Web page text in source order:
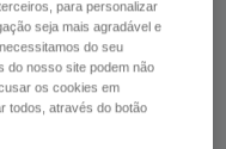
para personalizar
seja mais agradável e
do seu
do nosso site podem não
os cookies em
todos, através do botão